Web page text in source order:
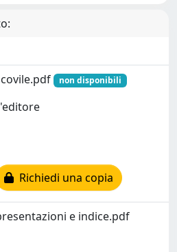
non disponibili
Richiedi una copia
e indice.pdf